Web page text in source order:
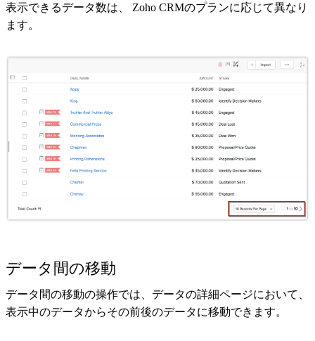
表示できるデータ数は、 Zoho CRMのプランに応じて異なり
ます。
データ間の移動
データ間の移動の操作では、データの詳細ページにおいて、
表示中のデータからその前後のデータに移動できます。